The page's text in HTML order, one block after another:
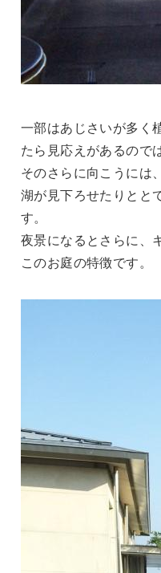
一部はあじさいが多く
たら見応えがあるのでは
そのさらに向こうには
湖が見下ろせたりとと
す。
夜景になるとさらに、
このお庭の特徴です。